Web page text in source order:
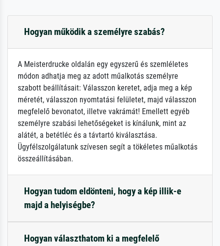
Hogyan működik a személyre szabás?
A Meisterdrucke oldalán egy egyszerű és szemléletes
módon adhatja meg az adott műalkotás személyre
szabott beállításait: Válasszon keretet, adja meg a kép
méretét, válasszon nyomtatási felületet, majd válasszon
megfelelő bevonatot, illetve vakrámát! Emellett egyéb
személyre szabási lehetőségeket is kínálunk, mint az
alátét, a betétléc és a távtartó kiválasztása.
Ügyfélszolgálatunk szívesen segít a tökéletes műalkotás
összeállításában.
Hogyan tudom eldönteni, hogy a kép illik-e
majd a helyiségbe?
Hogyan választhatom ki a megfelelő